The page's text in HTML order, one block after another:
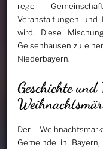
rege
Veranstaltungen
wird. Diese
Geisenhausen zu
Niederbayern.
Geschichte
Der
Gemeinde in